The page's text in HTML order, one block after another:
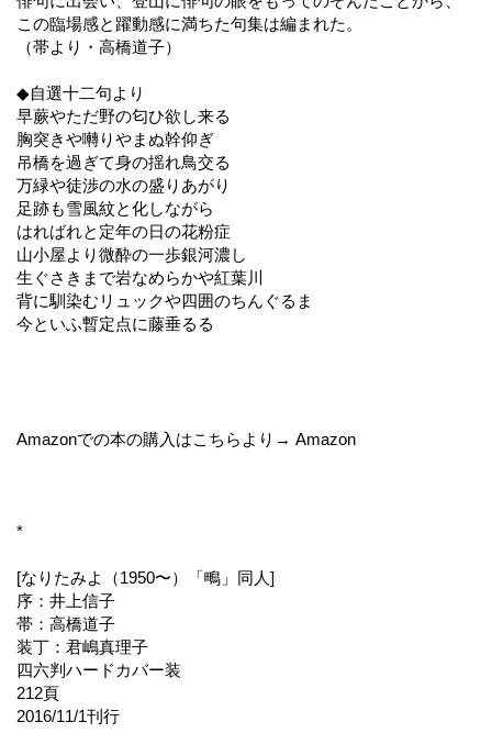
この臨場感と躍動感に満ちた句集は編まれた。
（帯より・高橋道子）
◆自選十二句より
早蕨やただ野の匂ひ欲し来る
胸突きや囀りやまぬ幹仰ぎ
吊橋を過ぎて身の揺れ鳥交る
万緑や徒渉の水の盛りあがり
足跡も雪風紋と化しながら
はればれと定年の日の花粉症
山小屋より微酔の一歩銀河濃し
生ぐさきまで岩なめらかや紅葉川
背に馴染むリュックや四囲のちんぐるま
今といふ暫定点に藤垂るる
Amazonでの本の購入はこちらより→ Amazon
*
[なりたみよ（1950〜）「鴫」同人]
序：井上信子
帯：高橋道子
装丁：君嶋真理子
四六判ハードカバー装
212頁
2016/11/1刊行